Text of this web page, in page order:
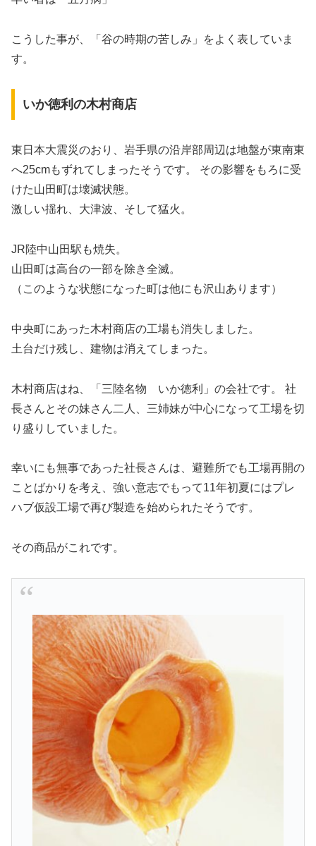
こうした事が、「谷の時期の苦しみ」をよく表していま
す。
いか徳利の木村商店
東日本大震災のおり、岩手県の沿岸部周辺は地盤が東南東
へ25cmもずれてしまったそうです。 その影響をもろに受
けた山田町は壊滅状態。
激しい揺れ、大津波、そして猛火。
JR陸中山田駅も焼失。
山田町は高台の一部を除き全滅。
（このような状態になった町は他にも沢山あります）
中央町にあった木村商店の工場も消失しました。
土台だけ残し、建物は消えてしまった。
木村商店はね、「三陸名物 いか徳利」の会社です。 社
長さんとその妹さん二人、三姉妹が中心になって工場を切
り盛りしていました。
幸いにも無事であった社長さんは、避難所でも工場再開の
ことばかりを考え、強い意志でもって11年初夏にはプレ
ハブ仮設工場で再び製造を始められたそうです。
その商品がこれです。